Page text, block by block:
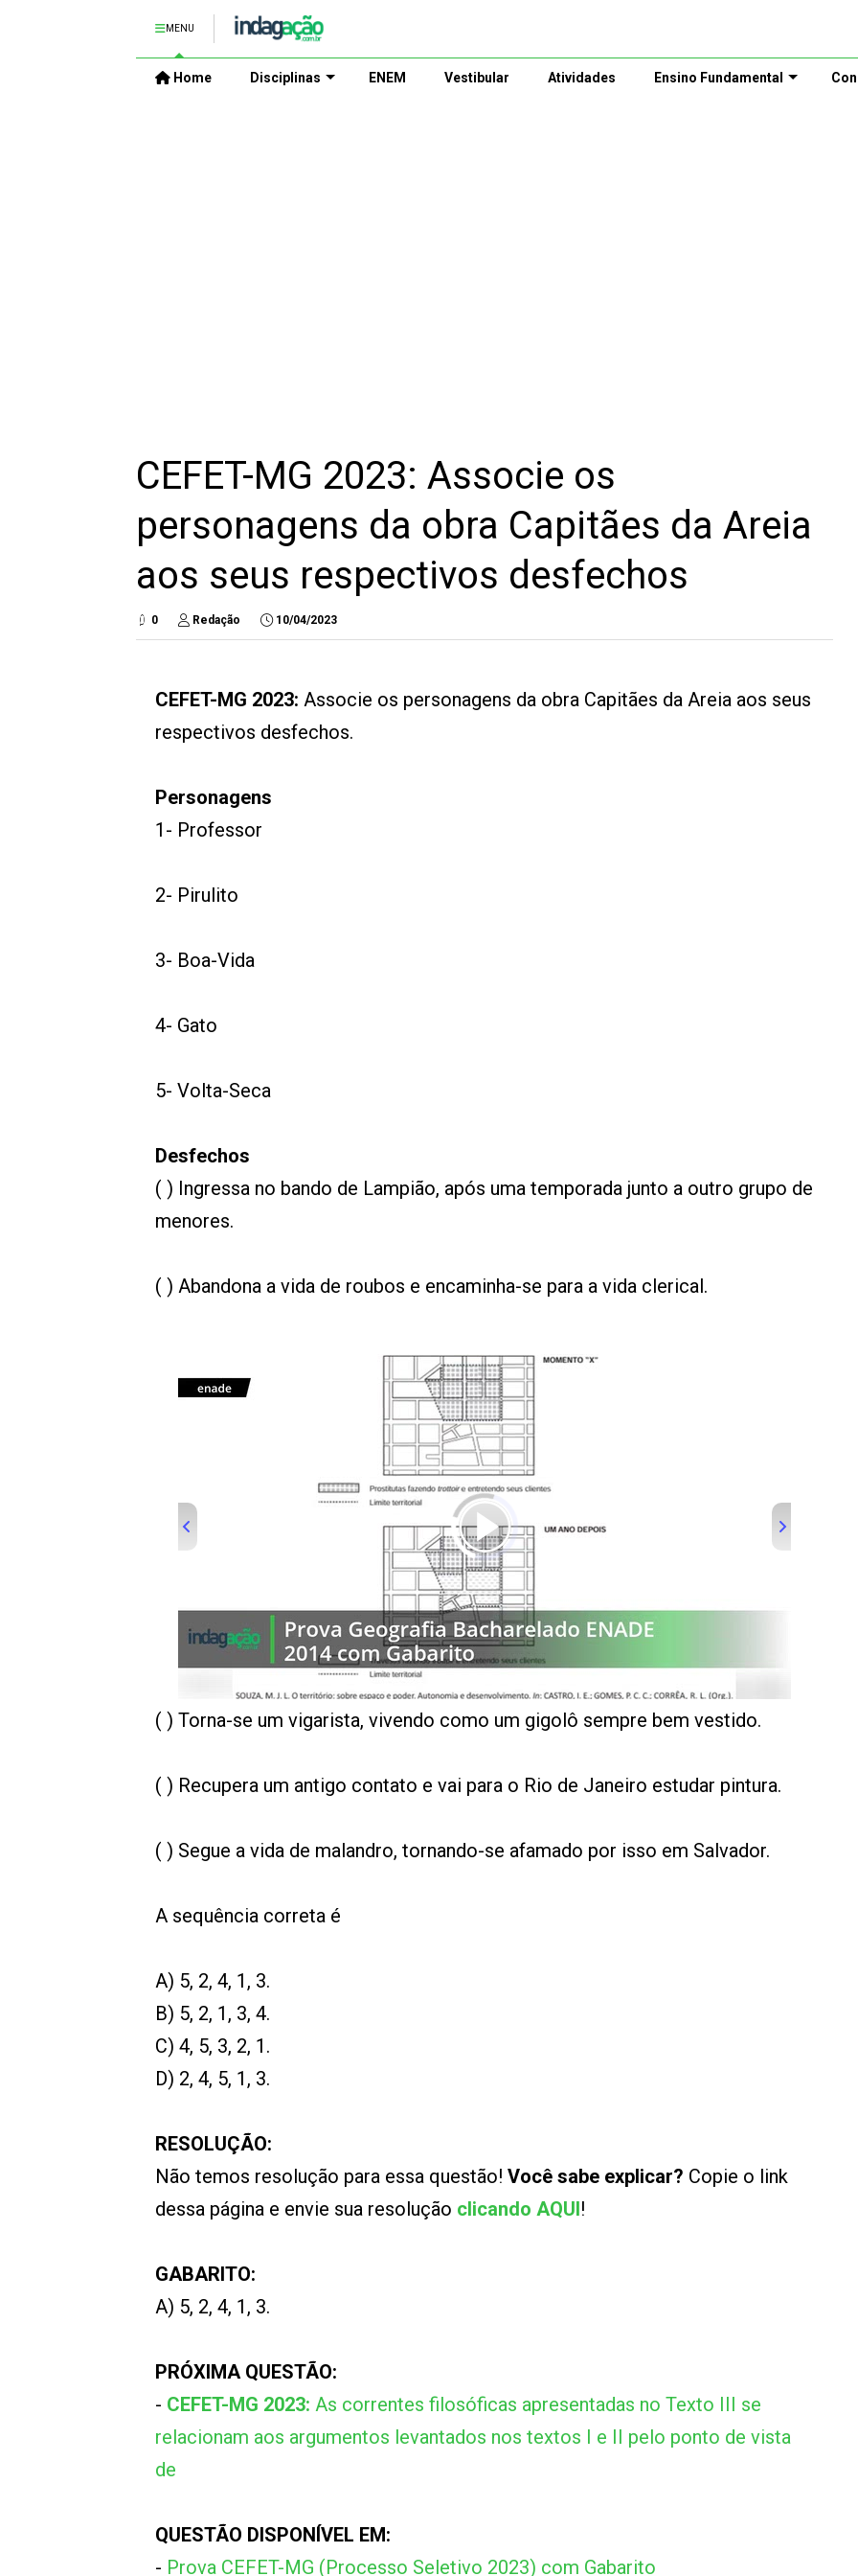
MENU
Home Disciplinas ENEM Vestibular Atividades Ensino Fundamental
CEFET-MG 2023: Associe os
personagens da obra Capitães da Areia
aos seus respectivos desfechos
0 Redação 10/04/2023
CEFET-MG 2023: Associe os personagens da obra Capitães da Areia aos seus
respectivos desfechos.
Personagens
1- Professor
2- Pirulito
3- Boa-Vida
4- Gato
5- Volta-Seca
Desfechos
( ) Ingressa no bando de Lampião, após uma temporada junto a outro grupo de
menores.
( ) Abandona a vida de roubos e encaminha-se para a vida clerical.
( ) Torna-se um vigarista, vivendo como um gigolô sempre bem vestido.
( ) Recupera um antigo contato e vai para o Rio de Janeiro estudar pintura.
( ) Segue a vida de malandro, tornando-se afamado por isso em Salvador.
A sequência correta é
A) 5, 2, 4, 1, 3.
B) 5, 2, 1, 3, 4.
C) 4, 5, 3, 2, 1.
D) 2, 4, 5, 1, 3.
RESOLUÇÃO:
Não temos resolução para essa questão! Você sabe explicar? Copie o link
dessa página e envie sua resolução clicando AQUI!
GABARITO:
A) 5, 2, 4, 1, 3.
PRÓXIMA QUESTÃO:
- CEFET-MG 2023: As correntes filosóficas apresentadas no Texto III se
relacionam aos argumentos levantados nos textos I e II pelo ponto de vista
de
QUESTÃO DISPONÍVEL EM:
- Prova CEFET-MG (Processo Seletivo 2023) com Gabarito